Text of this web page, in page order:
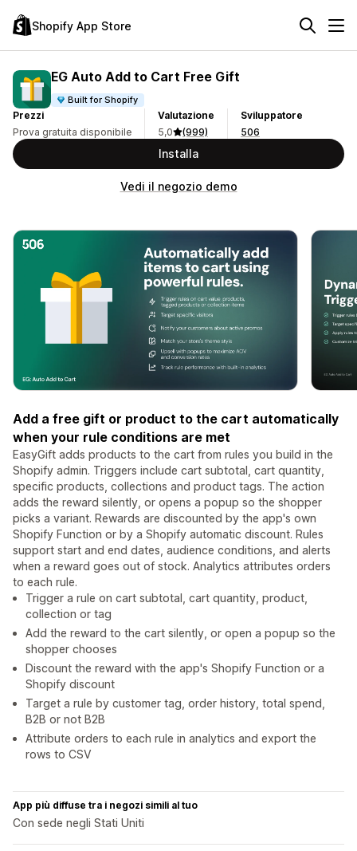
Shopify App Store
EG Auto Add to Cart Free Gift
Built for Shopify
Prezzi
Prova gratuita disponibile
Valutazione
5,0
(999)
Sviluppatore
506
Installa
Vedi il negozio demo
Add a free gift or product to the cart automatically
when your rule conditions are met
EasyGift adds products to the cart from rules you build in the
Shopify admin. Triggers include cart subtotal, cart quantity,
specific products, collections and product tags. The action
adds the reward silently, or opens a popup so the shopper
picks a variant. Rewards are discounted by the app's own
Shopify Function or by a Shopify automatic discount. Rules
support start and end dates, audience conditions, and alerts
when a reward goes out of stock. Analytics attributes orders
to each rule.
Trigger a rule on cart subtotal, cart quantity, product,
collection or tag
Add the reward to the cart silently, or open a popup so the
shopper chooses
Discount the reward with the app's Shopify Function or a
Shopify discount
Target a rule by customer tag, order history, total spend,
B2B or not B2B
Attribute orders to each rule in analytics and export the
rows to CSV
App più diffuse tra i negozi simili al tuo
Con sede negli Stati Uniti